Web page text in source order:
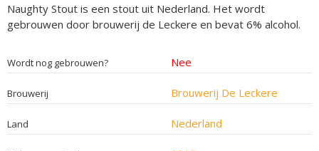
Naughty Stout is een stout uit Nederland. Het wordt
gebrouwen door brouwerij de Leckere en bevat 6% alcohol.
Wordt nog gebrouwen? Nee
Brouwerij Brouwerij De Leckere
Land Nederland